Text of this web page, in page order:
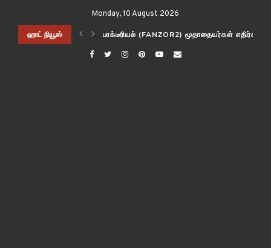
Monday, 10 August 2026
ஹாட் நியூஸ்
கண்காணிக்கிறது பாக்டீரியல் (FANZOR2) மூதாதையர்கள்